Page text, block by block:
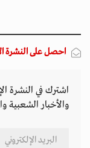
احصل على النشرة
اشترك في النشرة
والأخبار الشعبية